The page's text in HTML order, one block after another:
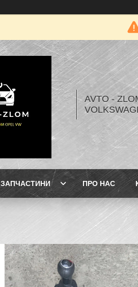
AVTO -
ЗАПЧАСТИНИ ПРО НАС